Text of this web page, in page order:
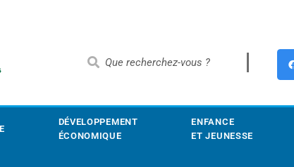
DÉVELOPPEMENT
ÉCONOMIQUE
ENFANCE
ET JEUNESSE